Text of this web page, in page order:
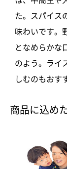
た。スパイス
味わいです。
となめらかな
のよう。ライ
しむのもおす
商品に込め